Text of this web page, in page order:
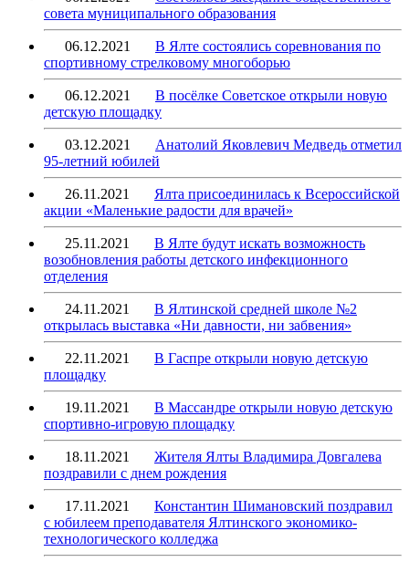
совета муниципального образования
06.12.2021
В Ялте состоялись соревнования по
спортивному стрелковому многоборью
06.12.2021
В посёлке Советское открыли новую
детскую площадку
03.12.2021
Анатолий Яковлевич Медведь отметил
95-летний юбилей
26.11.2021
Ялта присоединилась к Всероссийской
акции «Маленькие радости для врачей»
25.11.2021
В Ялте будут искать возможность
возобновления работы детского инфекционного
отделения
24.11.2021
В Ялтинской средней школе №2
открылась выставка «Ни давности, ни забвения»
22.11.2021
В Гаспре открыли новую детскую
площадку
19.11.2021
В Массандре открыли новую детскую
спортивно-игровую площадку
18.11.2021
Жителя Ялты Владимира Довгалева
поздравили с днем рождения
17.11.2021
Константин Шимановский поздравил
с юбилеем преподавателя Ялтинского экономико-
технологического колледжа